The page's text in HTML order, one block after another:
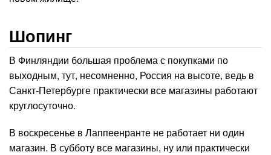
Шопинг
В Финляндии большая проблема с покупками по
выходным, тут, несомненно, Россия на высоте, ведь в
Санкт-Петербурге практически все магазины работают
круглосуточно.
В воскресенье в Лаппеенранте не работает ни один
магазин. В субботу все магазины, ну или практически